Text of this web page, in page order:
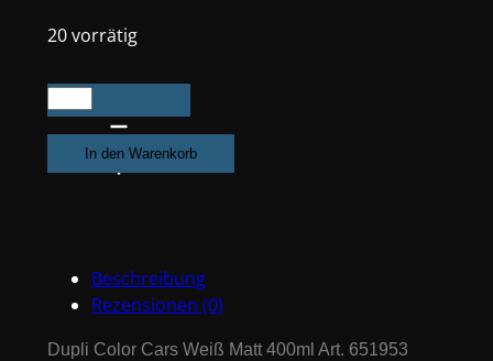
20 vorrätig
6X
Dupli
Color
Cars
Art.
651953
In den Warenkorb
Beschreibung
Rezensionen (0)
Dupli Color Cars Weiß Matt 400ml Art. 651953